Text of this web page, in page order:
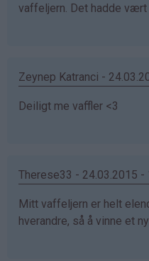
vaffeljern. Det hadde vært
Zeynep Katranci -
Deiligt me vaffler <3
Therese33 - 24.03.2015 -
Mitt vaffeljern er helt
hverandre, så å vinne et